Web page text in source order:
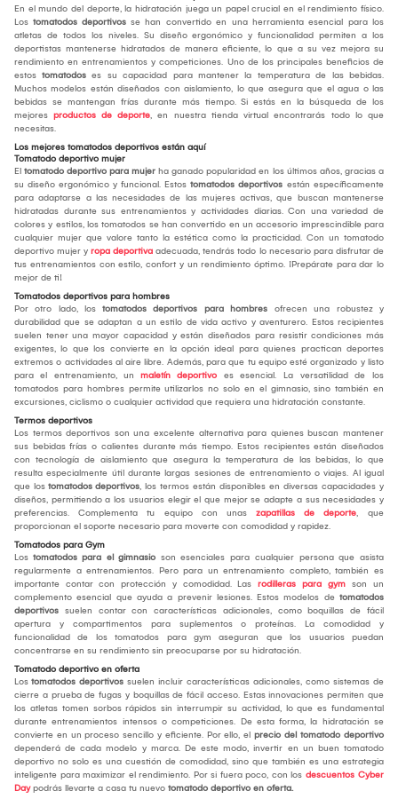
En el mundo del deporte, la hidratación juega un papel crucial en el rendimiento físico.
Los tomatodos deportivos se han convertido en una herramienta esencial para los
atletas de todos los niveles. Su diseño ergonómico y funcionalidad permiten a los
deportistas mantenerse hidratados de manera eficiente, lo que a su vez mejora su
rendimiento en entrenamientos y competiciones. Uno de los principales beneficios de
estos tomatodos es su capacidad para mantener la temperatura de las bebidas.
Muchos modelos están diseñados con aislamiento, lo que asegura que el agua o las
bebidas se mantengan frías durante más tiempo. Si estás en la búsqueda de los
mejores productos de deporte, en nuestra tienda virtual encontrarás todo lo que
necesitas.
Los mejores tomatodos deportivos están aquí
Tomatodo deportivo mujer
El tomatodo deportivo para mujer ha ganado popularidad en los últimos años, gracias a
su diseño ergonómico y funcional. Estos tomatodos deportivos están específicamente
para adaptarse a las necesidades de las mujeres activas, que buscan mantenerse
hidratadas durante sus entrenamientos y actividades diarias. Con una variedad de
colores y estilos, los tomatodos se han convertido en un accesorio imprescindible para
cualquier mujer que valore tanto la estética como la practicidad. Con un tomatodo
deportivo mujer y ropa deportiva adecuada, tendrás todo lo necesario para disfrutar de
tus entrenamientos con estilo, confort y un rendimiento óptimo. ¡Prepárate para dar lo
mejor de ti!
Tomatodos deportivos para hombres
Por otro lado, los tomatodos deportivos para hombres ofrecen una robustez y
durabilidad que se adaptan a un estilo de vida activo y aventurero. Estos recipientes
suelen tener una mayor capacidad y están diseñados para resistir condiciones más
exigentes, lo que los convierte en la opción ideal para quienes practican deportes
extremos o actividades al aire libre. Además, para que tu equipo esté organizado y listo
para el entrenamiento, un maletín deportivo es esencial. La versatilidad de los
tomatodos para hombres permite utilizarlos no solo en el gimnasio, sino también en
excursiones, ciclismo o cualquier actividad que requiera una hidratación constante.
Termos deportivos
Los termos deportivos son una excelente alternativa para quienes buscan mantener
sus bebidas frías o calientes durante más tiempo. Estos recipientes están diseñados
con tecnología de aislamiento que asegura la temperatura de las bebidas, lo que
resulta especialmente útil durante largas sesiones de entrenamiento o viajes. Al igual
que los tomatodos deportivos, los termos están disponibles en diversas capacidades y
diseños, permitiendo a los usuarios elegir el que mejor se adapte a sus necesidades y
preferencias. Complementa tu equipo con unas zapatillas de deporte, que
proporcionan el soporte necesario para moverte con comodidad y rapidez.
Tomatodos para Gym
Los tomatodos para el gimnasio son esenciales para cualquier persona que asista
regularmente a entrenamientos. Pero para un entrenamiento completo, también es
importante contar con protección y comodidad. Las rodilleras para gym son un
complemento esencial que ayuda a prevenir lesiones. Estos modelos de tomatodos
deportivos suelen contar con características adicionales, como boquillas de fácil
apertura y compartimentos para suplementos o proteínas. La comodidad y
funcionalidad de los tomatodos para gym aseguran que los usuarios puedan
concentrarse en su rendimiento sin preocuparse por su hidratación.
Tomatodo deportivo en oferta
Los tomatodos deportivos suelen incluir características adicionales, como sistemas de
cierre a prueba de fugas y boquillas de fácil acceso. Estas innovaciones permiten que
los atletas tomen sorbos rápidos sin interrumpir su actividad, lo que es fundamental
durante entrenamientos intensos o competiciones. De esta forma, la hidratación se
convierte en un proceso sencillo y eficiente. Por ello, el precio del tomatodo deportivo
dependerá de cada modelo y marca. De este modo, invertir en un buen tomatodo
deportivo no solo es una cuestión de comodidad, sino que también es una estrategia
inteligente para maximizar el rendimiento. Por si fuera poco, con los descuentos Cyber
Daypodrás llevarte a casa tu nuevo tomatodo deportivo en oferta.